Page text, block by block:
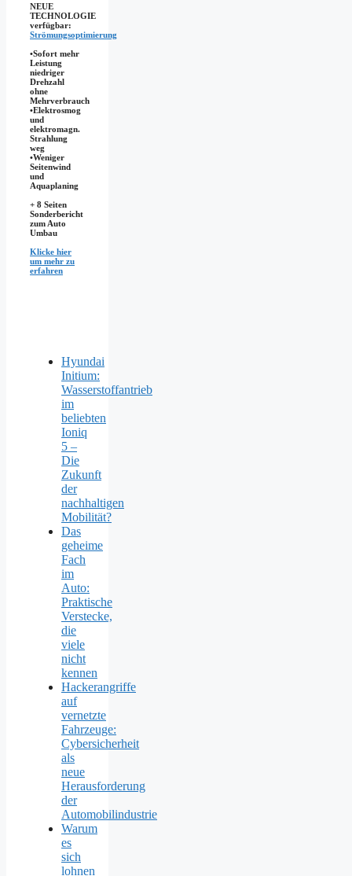
NEUE
TECHNOLOGIE
verfügbar:
Strömungsoptimierung
•Sofort mehr
Leistung
niedriger
Drehzahl
ohne
Mehrverbrauch
•Elektrosmog
und
elektromagn.
Strahlung
weg
•​Weniger
Seitenwind
und
Aquaplaning
+ 8 Seiten
Sonderbericht
zum Auto
Umbau
Klicke hier
um mehr zu
erfahren
Hyundai
Initium:
Wasserstoffantrieb
im
beliebten
Ioniq
5 –
Die
Zukunft
der
nachhaltigen
Mobilität?
Das
geheime
Fach
im
Auto:
Praktische
Verstecke,
die
viele
nicht
kennen
Hackerangriffe
auf
vernetzte
Fahrzeuge:
Cybersicherheit
als
neue
Herausforderung
der
Automobilindustrie
Warum
es
sich
lohnen